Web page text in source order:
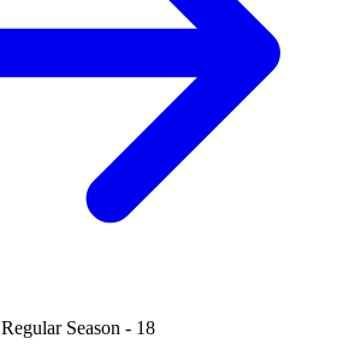
Regular Season - 18